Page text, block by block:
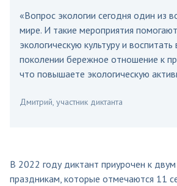
«Вопрос экологии сегодня один из
мире. И такие мероприятия
экологическую культуру и
поколении бережное отношение к
что повышаете экологическую
Дмитрий, участник диктанта
В 2022 году диктант приурочен к двум
праздникам, которые отмечаются 11